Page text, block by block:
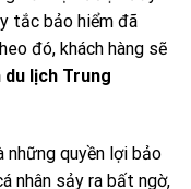
tắc bảo hiểm đã
đó, khách hàng sẽ
du lịch Trung
những quyền lợi bảo
nhân sảy ra bất ngờ,